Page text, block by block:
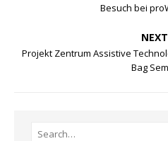
Besuch bei
Projekt Zentrum Assistive
Bag